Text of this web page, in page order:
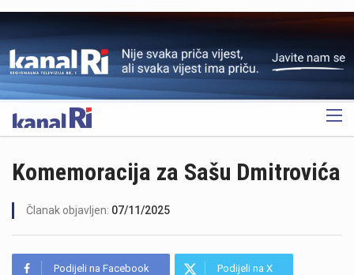
OGLAS
Komemoracija za Sašu Dmitrovića
Članak objavljen: 07/11/2025
Podijeli na Facebook Podijeli na X